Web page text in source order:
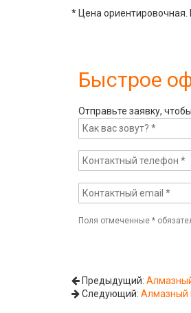
* Цена ориентировочная.
Быстрое
Отправьте заявку,
Поля отмеченные*
Предыдущий:
Следующий:Алмазный